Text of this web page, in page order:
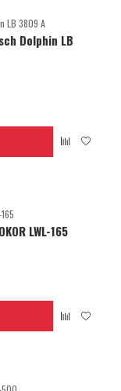
Dolphin LB
LWL-165